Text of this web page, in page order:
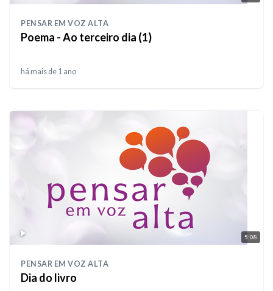
PENSAR EM VOZ ALTA
Poema - Ao terceiro dia (1)
há mais de 1 ano
5:08
PENSAR EM VOZ ALTA
Dia do livro